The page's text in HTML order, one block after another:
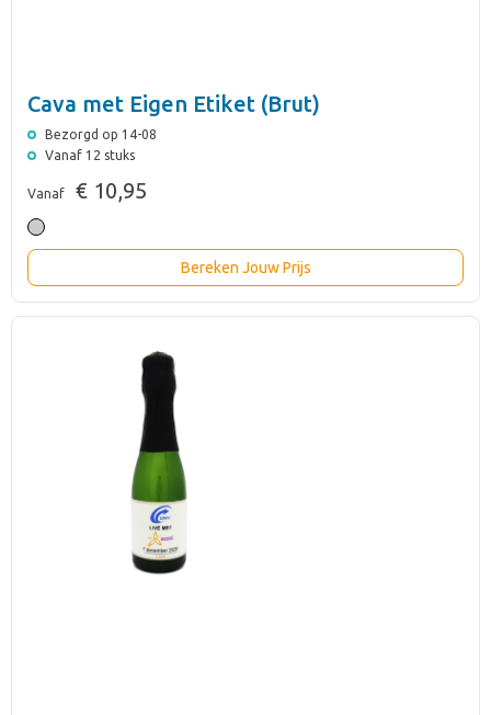
Cava met Eigen Etiket (Brut)
Bezorgd op 14-08
Vanaf 12 stuks
Vanaf € 10,95
Bereken Jouw Prijs